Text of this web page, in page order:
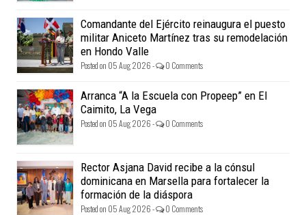
Comandante del Ejército reinaugura el puesto
militar Aniceto Martínez tras su remodelación
en Hondo Valle
Posted on 05 Aug 2026 - 0 Comments
Arranca “A la Escuela con Propeep” en El
Caimito, La Vega
Posted on 05 Aug 2026 - 0 Comments
Rector Asjana David recibe a la cónsul
dominicana en Marsella para fortalecer la
formación de la diáspora
Posted on 05 Aug 2026 - 0 Comments